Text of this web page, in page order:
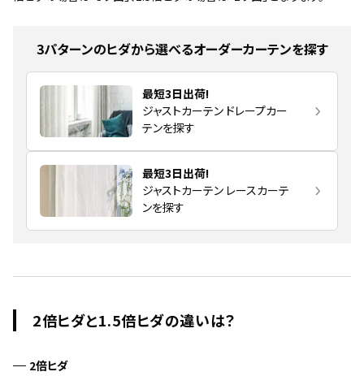
3パターンのヒダから選べるオーダーカーテンを探す
最短3日出荷!
ジャストカーテン ドレープカー
テンを探す
最短3日出荷!
ジャストカーテン レースカーテ
ンを探す
2倍ヒダと1.5倍ヒダの違いは？
2倍ヒダ